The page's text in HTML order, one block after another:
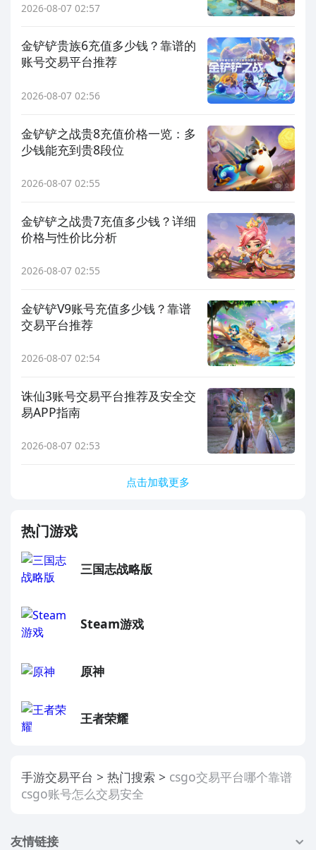
2026-08-07 02:57
金铲铲贵族6充值多少钱？靠谱的
账号交易平台推荐
2026-08-07 02:56
金铲铲之战贵8充值价格一览：多
少钱能充到贵8段位
2026-08-07 02:55
金铲铲之战贵7充值多少钱？详细
价格与性价比分析
2026-08-07 02:55
金铲铲V9账号充值多少钱？靠谱
交易平台推荐
2026-08-07 02:54
诛仙3账号交易平台推荐及安全交
易APP指南
2026-08-07 02:53
点击加载更多
热门游戏
三国志战略版
Steam游戏
原神
王者荣耀
手游交易平台 热门搜索
csgo交易平台哪个靠谱
csgo账号怎么交易安全
友情链接